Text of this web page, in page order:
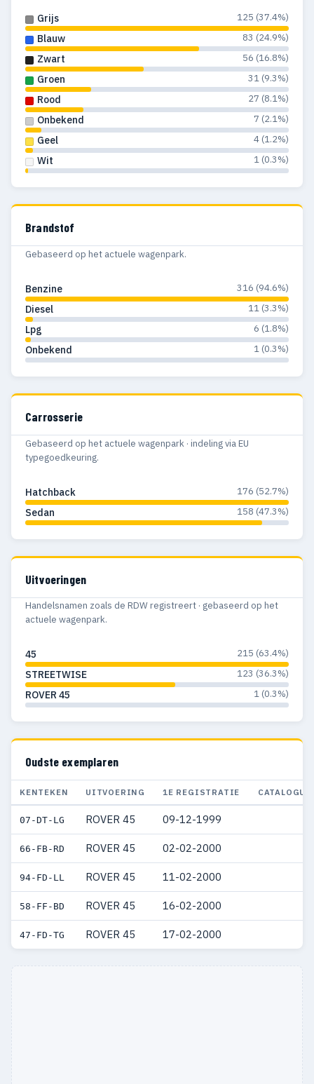
Grijs 125 (37.4%)
Blauw 83 (24.9%)
Zwart 56 (16.8%)
Groen 31 (9.3%)
Rood 27 (8.1%)
Onbekend 7 (2.1%)
Geel 4 (1.2%)
Wit 1 (0.3%)
Brandstof
Gebaseerd op het actuele wagenpark.
Benzine 316 (94.6%)
Diesel 11 (3.3%)
Lpg 6 (1.8%)
Onbekend 1 (0.3%)
Carrosserie
Gebaseerd op het actuele wagenpark · indeling via EU
typegoedkeuring.
Hatchback 176 (52.7%)
Sedan 158 (47.3%)
Uitvoeringen
Handelsnamen zoals de RDW registreert · gebaseerd op het
actuele wagenpark.
45 215 (63.4%)
STREETWISE 123 (36.3%)
ROVER 45 1 (0.3%)
Oudste exemplaren
KENTEKEN UITVOERING 1E REGISTRATIE
07-DT-LG ROVER 45 09-12-1999
66-FB-RD ROVER 45 02-02-2000
94-FD-LL ROVER 45 11-02-2000
58-FF-BD ROVER 45 16-02-2000
47-FD-TG ROVER 45 17-02-2000